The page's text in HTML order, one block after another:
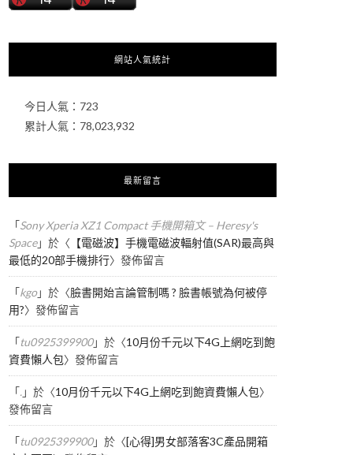
網站人氣統計
今日人氣： 723
累計人氣： 78,023,932
最新留言
「Sony Xperia XZ1 Compact 手機開箱文 – Heresy's
Space」於〈 【電磁波】手機電磁波輻射值(SAR)最高與
最低的20部手機排行〉發佈留言
「kgo」於〈臉書開始言論管制嗎 ? 臉書帳號為何被停
用?〉發佈留言
「tu0925399900」於〈10月份千元以下4G上網吃到飽
資費懶人包〉發佈留言
「.」於〈10月份千元以下4G上網吃到飽資費懶人包〉
發佈留言
「tu0925399900」於〈[心得]男女部落客3C產品開箱